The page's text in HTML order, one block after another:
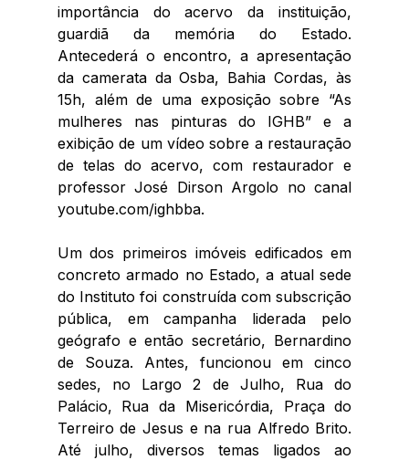
importância do acervo da instituição,
guardiã da memória do Estado.
Antecederá o encontro, a apresentação
da camerata da Osba, Bahia Cordas, às
15h, além de uma exposição sobre “As
mulheres nas pinturas do IGHB” e a
exibição de um vídeo sobre a restauração
de telas do acervo, com restaurador e
professor José Dirson Argolo no canal
youtube.com/ighbba.
Um dos primeiros imóveis edificados em
concreto armado no Estado, a atual sede
do Instituto foi construída com subscrição
pública, em campanha liderada pelo
geógrafo e então secretário, Bernardino
de Souza. Antes, funcionou em cinco
sedes, no Largo 2 de Julho, Rua do
Palácio, Rua da Misericórdia, Praça do
Terreiro de Jesus e na rua Alfredo Brito.
Até julho, diversos temas ligados ao